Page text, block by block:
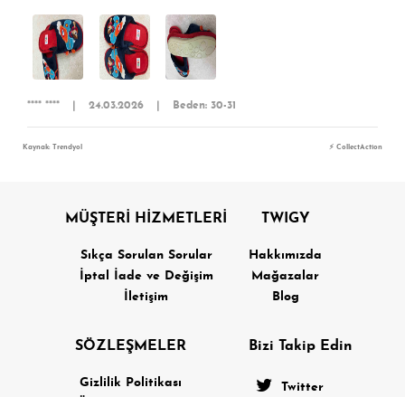
**** **** 24.03.2026 Beden: 30-31
Kaynak: Trendyol ⚡ CollectAction
MÜŞTERİ HİZMETLERİ
Sıkça Sorulan Sorular
İptal İade ve Değişim
İletişim
TWIGY
Hakkımızda
Mağazalar
Blog
SÖZLEŞMELER
Gizlilik Politikası
Bizi Takip Edin
Twitter